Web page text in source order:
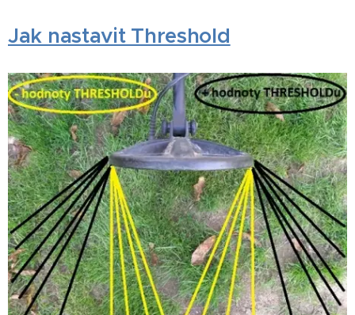
Jak nastavit Threshold